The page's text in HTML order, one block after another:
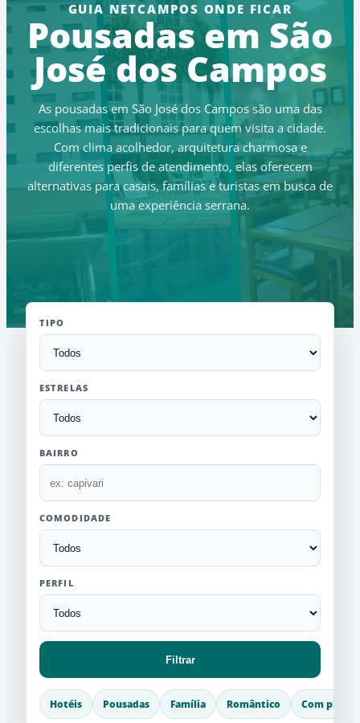
GUIA NETCAMPOS ONDE FICAR
Pousadas em São
José dos Campos
As pousadas em São José dos Campos são uma das
escolhas mais tradicionais para quem visita a cidade.
Com clima acolhedor, arquitetura charmosa e
diferentes perfis de atendimento, elas oferecem
alternativas para casais, famílias e turistas em busca de
uma experiência serrana.
TIPO
ESTRELAS
BAIRRO
COMODIDADE
PERFIL
Filtrar
Hotéis Pousadas Família Romântico Com piscina